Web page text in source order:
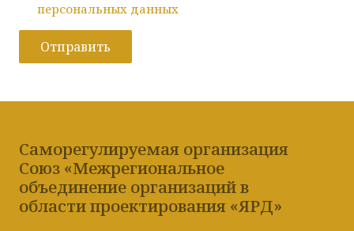
персональных данных
Отправить
Саморегулируемая организация
Союз «Межрегиональное
объединение организаций в
области проектирования «ЯРД»